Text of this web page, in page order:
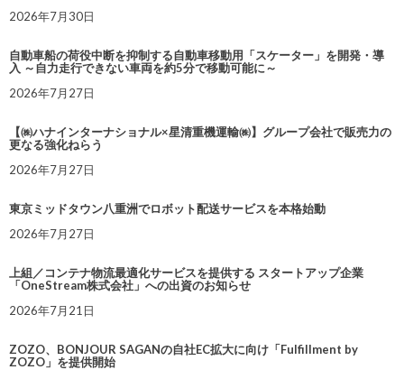
2026年7月30日
自動車船の荷役中断を抑制する自動車移動用「スケーター」を開発・導
入 ～自力走行できない車両を約5分で移動可能に～
2026年7月27日
【㈱ハナインターナショナル×星清重機運輸㈱】グループ会社で販売力の
更なる強化ねらう
2026年7月27日
東京ミッドタウン八重洲でロボット配送サービスを本格始動
2026年7月27日
上組／コンテナ物流最適化サービスを提供する スタートアップ企業
「OneStream株式会社」への出資のお知らせ
2026年7月21日
ZOZO、BONJOUR SAGANの自社EC拡大に向け「Fulfillment by
ZOZO」を提供開始